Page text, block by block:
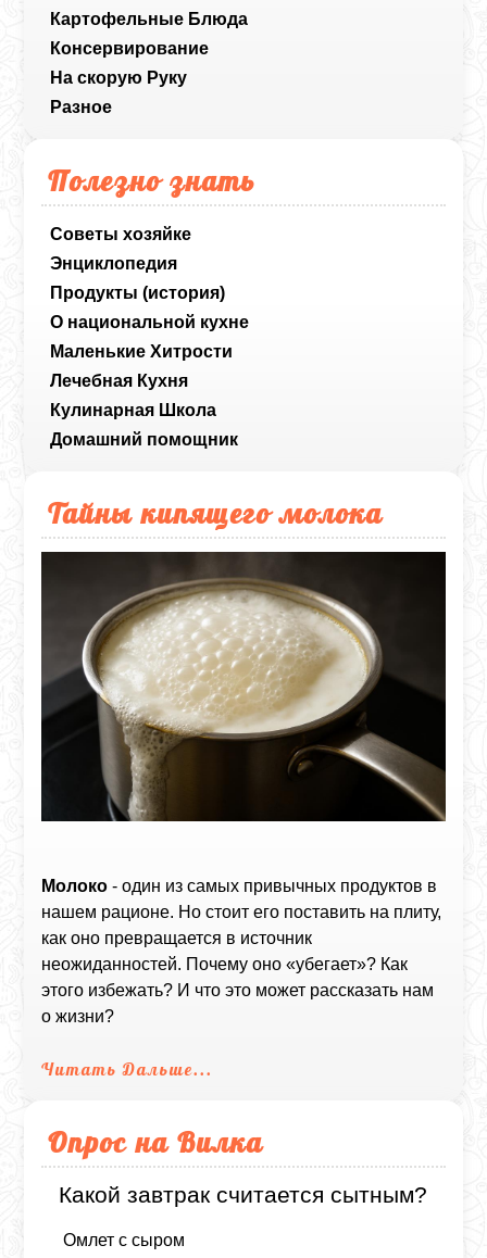
Картофельные Блюда
Консервирование
На скорую Руку
Разное
Полезно знать
Советы хозяйке
Энциклопедия
Продукты (история)
О национальной кухне
Маленькие Хитрости
Лечебная Кухня
Кулинарная Школа
Домашний помощник
Тайны кипящего молока
Молоко - один из самых привычных продуктов в
нашем рационе. Но стоит его поставить на плиту,
как оно превращается в источник
неожиданностей. Почему оно «убегает»? Как
этого избежать? И что это может рассказать нам
о жизни?
Читать Дальше...
Опрос на Вилка
Какой завтрак считается сытным?
Омлет с сыром